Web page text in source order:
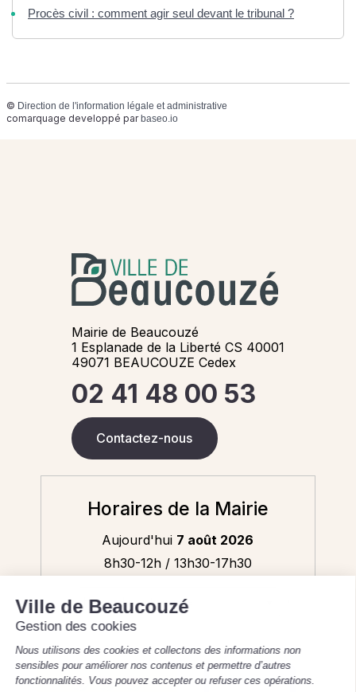
Procès civil : comment agir seul devant le tribunal ?
© Direction de l'information légale et administrative
comarquage developpé par baseo.io
Mairie de Beaucouzé
1 Esplanade de la Liberté CS 40001
49071 BEAUCOUZE Cedex
02 41 48 00 53
Contactez-nous
Horaires de la Mairie
Aujourd'hui 7 août 2026
8h30-12h / 13h30-17h30